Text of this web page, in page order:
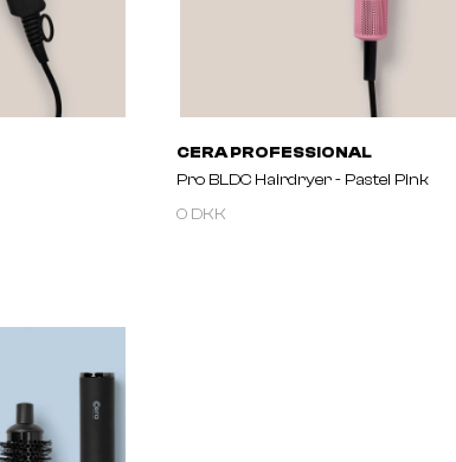
CERA PROFESSIONAL
Pro BLDC Hairdryer - Pastel Pink
0 DKK